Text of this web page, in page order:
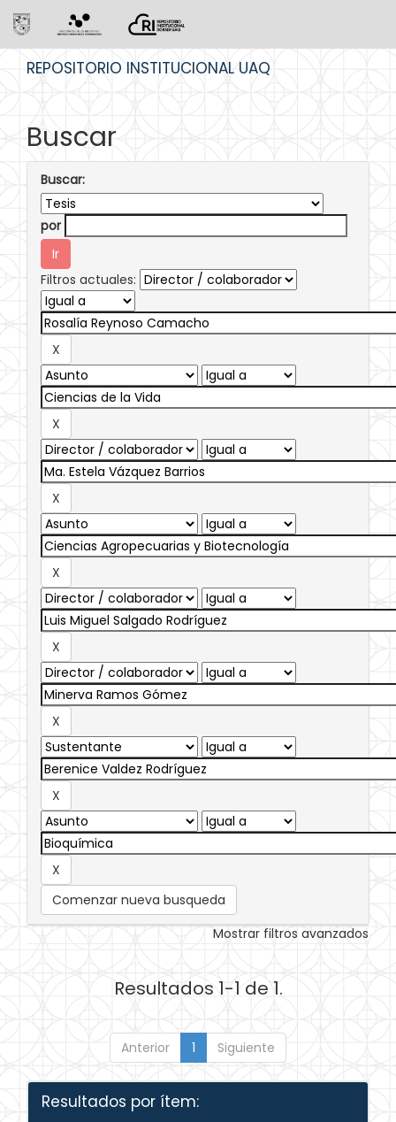
REPOSITORIO INSTITUCIONAL UAQ
Buscar
Buscar:
por
Filtros actuales:
Comenzar nueva busqueda
Mostrar filtros avanzados
Resultados 1-1 de 1.
Anterior 1 Siguiente
Resultados por ítem: